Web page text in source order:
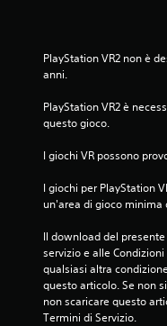
PlayStation VR2 non è
anni.
PlayStation VR2 è
questo gioco.
I giochi VR possono
I giochi per PlayStation
un'area di gioco minima
Il download del
servizio e alle
qualsiasi altra
questo articolo. Se non
non scaricare questo
Termini di Servizio.